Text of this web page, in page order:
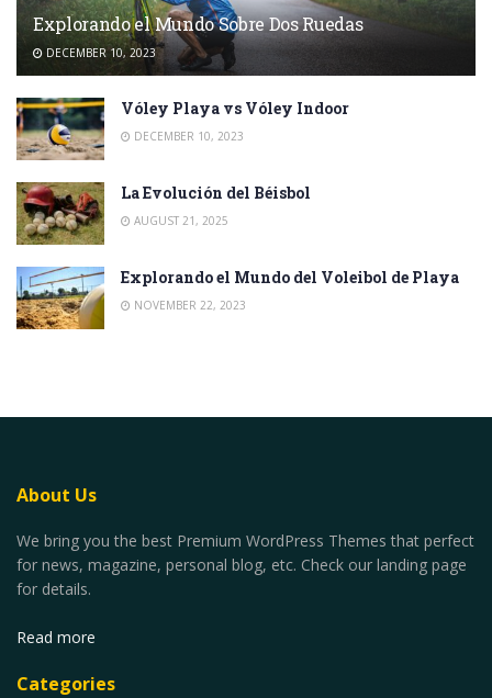
Explorando el Mundo Sobre Dos Ruedas
DECEMBER 10, 2023
Vóley Playa vs Vóley Indoor
DECEMBER 10, 2023
La Evolución del Béisbol
AUGUST 21, 2025
Explorando el Mundo del Voleibol de Playa
NOVEMBER 22, 2023
About Us
We bring you the best Premium WordPress Themes that perfect
for news, magazine, personal blog, etc. Check our landing page
for details.
Read more
Categories